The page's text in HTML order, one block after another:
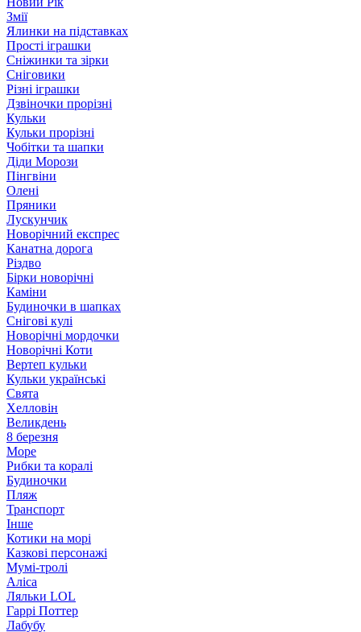
Змії
Ялинки на підставках
Прості іграшки
Сніжинки та зірки
Сніговики
Різні іграшки
Дзвіночки прорізні
Кульки
Кульки прорізні
Чобітки та шапки
Діди Морози
Пінгвіни
Олені
Пряники
Лускунчик
Новорічний експрес
Канатна дорога
Різдво
Бірки новорічні
Каміни
Будиночки в шапках
Снігові кулі
Новорічні мордочки
Новорічні Коти
Вертеп кульки
Кульки українські
Свята
Хелловін
Великдень
8 березня
Море
Рибки та коралі
Будиночки
Пляж
Транспорт
Інше
Котики на морі
Казкові персонажі
Мумі-тролі
Аліса
Ляльки LOL
Гаррі Поттер
Лабубу